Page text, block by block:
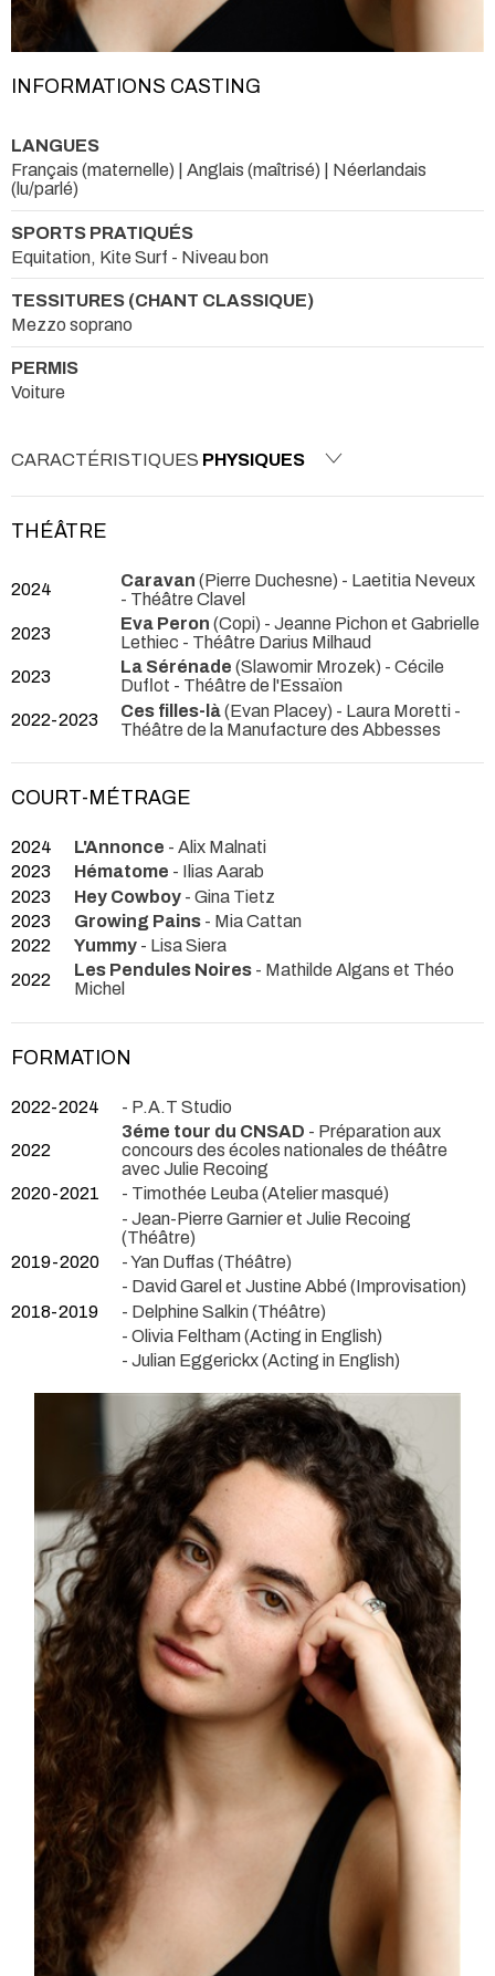
INFORMATIONS CASTING
LANGUES
Français (maternelle) | Anglais (maîtrisé) | Néerlandais
(lu/parlé)
SPORTS PRATIQUÉS
Equitation, Kite Surf - Niveau bon
TESSITURES (CHANT CLASSIQUE)
Mezzo soprano
PERMIS
Voiture
CARACTÉRISTIQUES PHYSIQUES
THÉÂTRE
2024 Caravan (Pierre Duchesne) - Laetitia Neveux
- Théâtre Clavel
2023
Eva Peron (Copi) - Jeanne Pichon et Gabrielle
Lethiec - Théâtre Darius Milhaud
2023
La Sérénade (Slawomir Mrozek) - Cécile
Duflot - Théâtre de l'Essaïon
2022-2023
Ces filles-là(Evan Placey) - Laura Moretti -
Théâtre de la Manufacture des Abbesses
COURT-MÉTRAGE
2024 L'Annonce - Alix Malnati
2023
Hématome - Ilias Aarab
2023
Hey Cowboy - Gina Tietz
2023
Growing Pains - Mia Cattan
2022
Yummy - Lisa Siera
2022
Les Pendules Noires - Mathilde Algans et Théo
Michel
FORMATION
2022-2024 - P.A.T Studio
2022
3éme tour du CNSAD - Préparation aux
concours des écoles nationales de théâtre
avec Julie Recoing
2020-2021
- Timothée Leuba (Atelier masqué)
- Jean-Pierre Garnier et Julie Recoing
(Théâtre)
2019-2020
- Yan Duffas (Théâtre)
- David Garel et Justine Abbé (Improvisation)
2018-2019
- Delphine Salkin (Théâtre)
- Olivia Feltham (Acting in English)
- Julian Eggerickx (Acting in English)